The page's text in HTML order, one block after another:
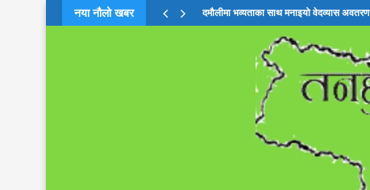
नया नौलो खबर दमौलीमा भव्यताका साथ मनाइयो वेदव्यास